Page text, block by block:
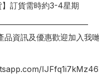
】訂貨需時約3-4星期
品資訊及優惠歡迎加入我